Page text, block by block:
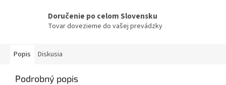
Doručenie po celom Slovensku
Tovar dovezieme do vašej prevádzky
Popis Diskusia
Podrobný popis